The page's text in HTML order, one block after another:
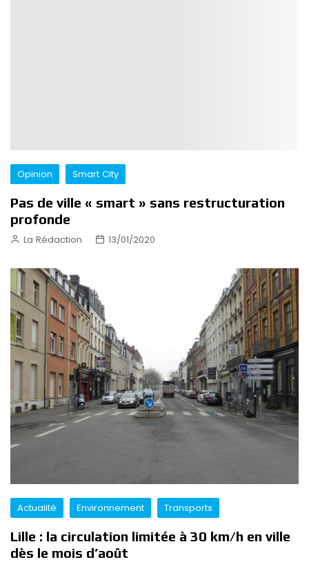
Opinion Smart City
Pas de ville « smart » sans restructuration
profonde
La Rédaction 13/01/2020
Actualité Environnement Transports
Lille : la circulation limitée à 30 km/h en ville
dès le mois d’août